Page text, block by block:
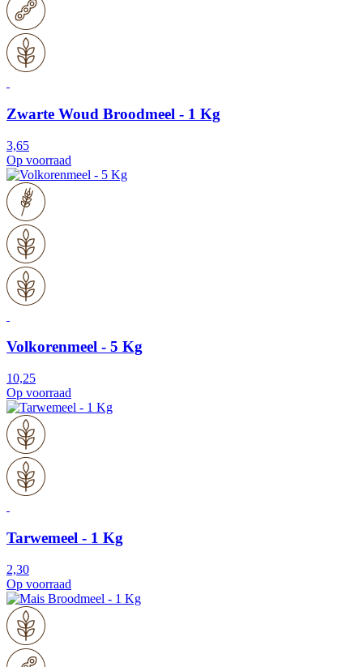
Zwarte Woud Broodmeel - 1 Kg
3,65
Op voorraad
Volkorenmeel - 5 Kg
10,25
Op voorraad
Tarwemeel - 1 Kg
2,30
Op voorraad